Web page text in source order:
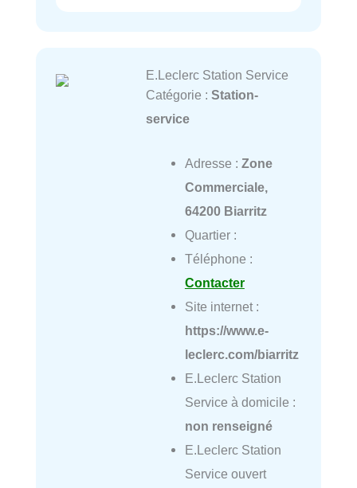
E.Leclerc Station Service
Catégorie : Station-
service
Adresse : Zone
Commerciale,
64200 Biarritz
Quartier :
Téléphone :
Contacter
Site internet :
https://www.e-
leclerc.com/biarritz
E.Leclerc Station
Service à domicile :
non renseigné
E.Leclerc Station
Service ouvert